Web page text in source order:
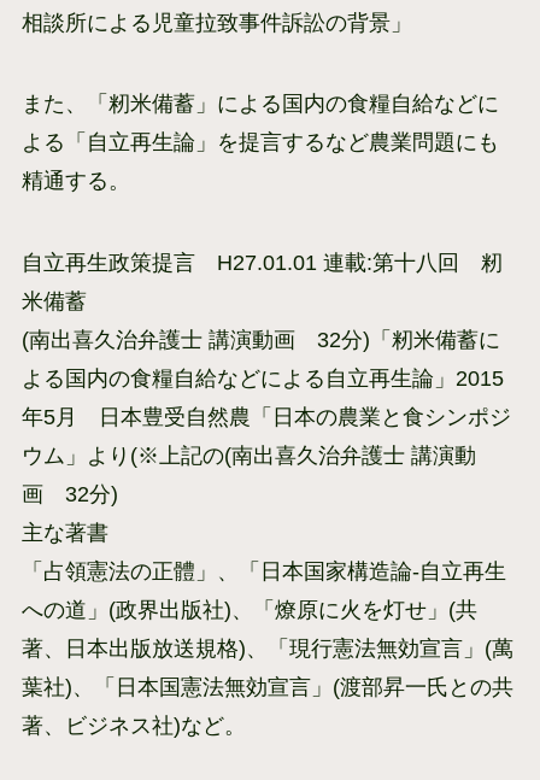
相談所による児童拉致事件訴訟の背景」
また、「籾米備蓄」による国内の食糧自給などに
よる「自立再生論」を提言するなど農業問題にも
精通する。
自立再生政策提言 H27.01.01 連載:第十八回 籾
米備蓄
(南出喜久治弁護士 講演動画 32分)「籾米備蓄に
よる国内の食糧自給などによる自立再生論」2015
年5月 日本豊受自然農「日本の農業と食シンポジ
ウム」より(※上記の(南出喜久治弁護士 講演動
画 32分)
主な著書
「占領憲法の正體」、「日本国家構造論-自立再生
への道」(政界出版社)、「燎原に火を灯せ」(共
著、日本出版放送規格)、「現行憲法無効宣言」(萬
葉社)、「日本国憲法無効宣言」(渡部昇一氏との共
著、ビジネス社)など。